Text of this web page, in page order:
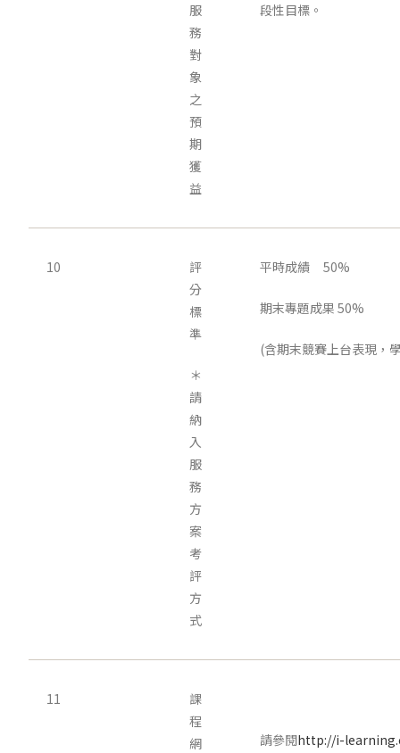
服
務
對
象
之
預
期
獲
益
段性目標。
10
評
分
標
準
＊
請
納
入
服
務
方
案
考
評
方
式
平時成績 50%
期末專題成果 50%
(含期末競賽上台表現，
11
課
程
網
請參閱http://i-